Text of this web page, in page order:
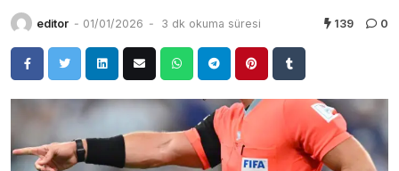
editor - 01/01/2026 - 3 dk okuma süresi 139 0